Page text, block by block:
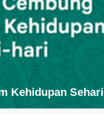
Kehidupan